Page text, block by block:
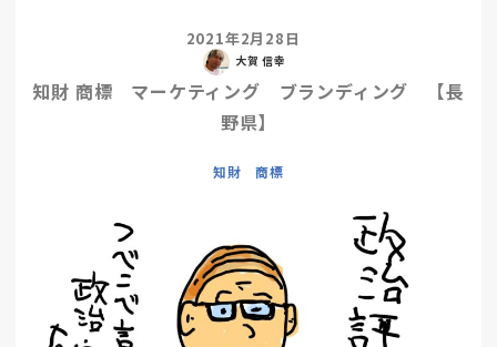
知財 商標 マーケティング ブランディング 【長
野県】
知財 商標
大賀 信幸
2021年2月28日